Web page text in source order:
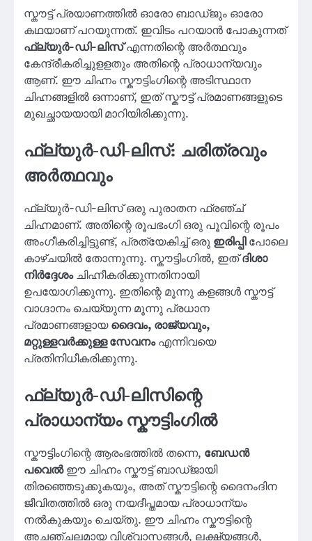
സ്കൗട്ട് പ്രയാണത്തിൽ ഓരോ ബാഡ്ജും ഓരോ
കഥയാണ് പറയുന്നത്. ഇവിടം പറയാൻ പോകുന്നത്
ഫ്ല്യുർ-ഡി-ലിസ്എന്നതിന്റെ അർത്ഥവും
കേന്ദ്രീകരിച്ചുളളതും അതിന്റെ പ്രാധാന്യവും
ആണ്. ഈ ചിഹ്നം സ്കൗട്ടിംഗിന്റെ അടിസ്ഥാന
ചിഹ്നങ്ങളിൽ ഒന്നാണ്, ഇത് സ്കൗട്ട് പ്രമാണങ്ങളുടെ
മുഖച്ഛായയായി മാറിയിരിക്കുന്നു.
ഫ്ല്യുർ-ഡി-ലിസ്: ചരിത്രവും
അർത്ഥവും
ഫ്ല്യുർ-ഡി-ലിസ് ഒരു പുരാതന ഫ്രഞ്ച്
ചിഹ്നമാണ്. അതിന്റെ രൂപഭംഗി ഒരു പൂവിന്റെ രൂപം
അംഗീകരിച്ചിട്ടുണ്ട്, പ്രത്യേകിച്ച് ഒരു ഇരിപ്പിപോലെ
കാഴ്ചയിൽ തോന്നുന്നു. സ്കൗട്ടിംഗിൽ, ഇത്ദിശാ
നിർദ്ദേശംചിഹ്നീകരിക്കുന്നതിനായി
ഉപയോഗിക്കുന്നു. ഇതിന്റെ മൂന്നു കളങ്ങൾ സ്കൗട്ട്
വാഗ്ദാനം ചെയ്യുന്ന മൂന്നു പ്രധാന
പ്രമാണങ്ങളായദൈവം, രാജ്യവും,
മറ്റുള്ളവർക്കുള്ള സേവനംഎന്നിവയെ
പ്രതിനിധീകരിക്കുന്നു.
ഫ്ല്യുർ-ഡി-ലിസിന്റെ
പ്രാധാന്യം സ്കൗട്ടിംഗിൽ
സ്കൗട്ടിംഗിന്റെ ആരംഭത്തിൽ തന്നെ, ബേഡൻ
പവെൽഈ ചിഹ്നം സ്കൗട്ട് ബാഡ്ജായി
തിരഞ്ഞെടുക്കുകയും, അത് സ്കൗട്ടിന്റെ ദൈനംദിന
ജീവിതത്തിൽ ഒരു നയദീപ്തമായ പ്രാധാന്യം
നൽകുകയും ചെയ്തു. ഈ ചിഹ്നം സ്കൗട്ടിന്റെ
അചഞ്ചലമായ വിശ്വാസങ്ങൾ, ലക്ഷ്യങ്ങൾ,